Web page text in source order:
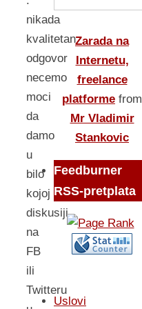
nikada
kvalitetan
odgovor
necemo
moci
da
damo
u
bilo
kojoj
diskusiji
na
FB
ili
Twitteru
Zarada na
Internetu,
freelance
platforme from
Mr Vladimir
Stankovic
Feedburner
RSS-pretplata
Uslovi